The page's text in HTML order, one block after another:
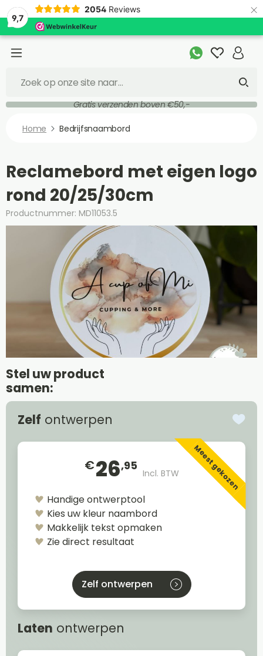
9,7
2054 Reviews ×
Gratis verzenden boven €50,-
Home Bedrijfsnaambord
Reclamebord met eigen logo
rond 20/25/30cm
Productnummer: MD11053.5
Stel uw product
samen:
Zelf ontwerpen
€26,95
Incl. BTW Meest gekozen
Handige ontwerptool
Kies uw kleur naambord
Makkelijk tekst opmaken
Zie direct resultaat
Zelf ontwerpen
Laten ontwerpen